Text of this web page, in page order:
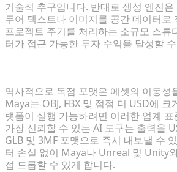
기술적 추구입니다. 반대로 생성 엔진
두어 텍스트나 이미지를 공간 데이터로
프로젝트 주기를 처리하는 소규모 스튜
터가 접근 가능한 투자 수익을 달성할
역사적으로 독점 포맷은 에셋의 이동성
Maya는 OBJ, FBX 및 점점 더 USD에
랫폼이 실행 가능하려면 이러한 업계
가장 신뢰할 수 있는 AI 도구는 출력을
GLB 및 3MF 포맷으로 즉시 내보낼 수
터 손실 없이 Maya나 Unreal 및 Unity
접 드롭할 수 있게 합니다.